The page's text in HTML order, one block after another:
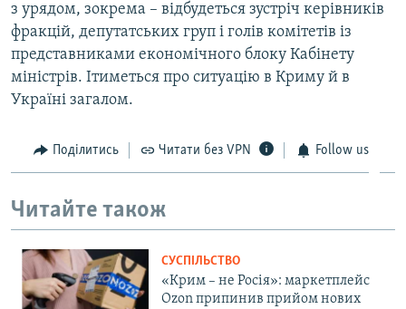
з урядом, зокрема – відбудеться зустріч керівників
фракцій, депутатських груп і голів комітетів із
представниками економічного блоку Кабінету
міністрів. Ітиметься про ситуацію в Криму й в
Україні загалом.
Поділитись Читати без VPN Follow us
Читайте також
СУСПІЛЬСТВО
«Крим – не Росія»: маркетплейс
Ozon припинив прийом нових